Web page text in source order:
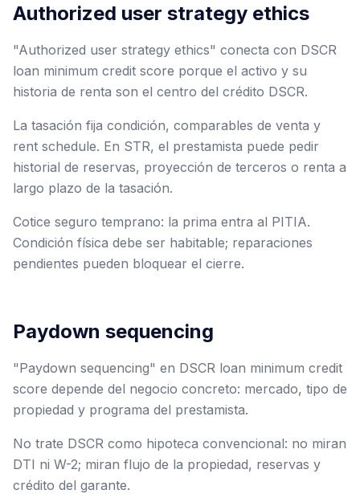
Authorized user strategy ethics
"Authorized user strategy ethics" conecta con DSCR
loan minimum credit score porque el activo y su
historia de renta son el centro del crédito DSCR.
La tasación fija condición, comparables de venta y
rent schedule. En STR, el prestamista puede pedir
historial de reservas, proyección de terceros o renta a
largo plazo de la tasación.
Cotice seguro temprano: la prima entra al PITIA.
Condición física debe ser habitable; reparaciones
pendientes pueden bloquear el cierre.
Paydown sequencing
"Paydown sequencing" en DSCR loan minimum credit
score depende del negocio concreto: mercado, tipo de
propiedad y programa del prestamista.
No trate DSCR como hipoteca convencional: no miran
DTI ni W-2; miran flujo de la propiedad, reservas y
crédito del garante.